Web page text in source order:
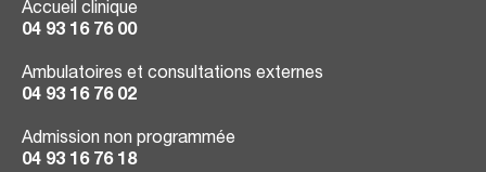
Accueil clinique
04 93 16 76 00
Ambulatoires et consultations externes
04 93 16 76 02
Admission non programmée
04 93 16 76 18